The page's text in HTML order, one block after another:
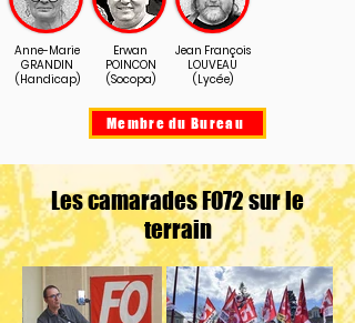
Anne-Marie
GRANDIN
(Handicap)
Erwan
POINCON
(Socopa)
Jean François
LOUVEAU
(Lycée)
Membre du Bureau
Les camarades FO72 sur le
terrain